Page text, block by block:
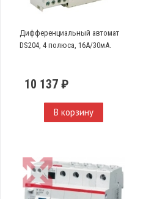
Дифференциальный автомат
DS204, 4 полюса, 16А/30мА.
10 137 ₽
В корзину